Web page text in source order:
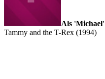
Als 'Michael'
Tammy and the T-Rex (1994)